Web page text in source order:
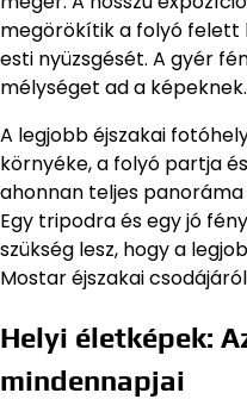
megörökítik a folyó felett
esti nyüzsgését. A gyér
mélységet ad a képeknek.
A legjobb éjszakai
környéke, a folyó partja
ahonnan teljes
Egy tripodra és egy jó
szükség lesz, hogy a
Mostar éjszakai
Helyi életképek:
mindennapjai